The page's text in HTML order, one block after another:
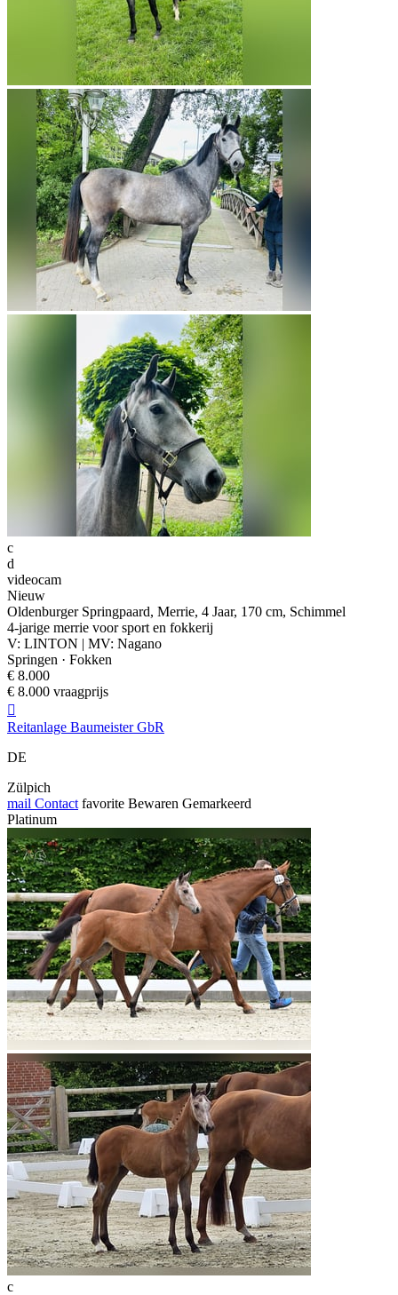
c
d
videocam
Nieuw
Oldenburger Springpaard, Merrie, 4 Jaar, 170 cm, Schimmel
4-jarige merrie voor sport en fokkerij
V: LINTON | MV: Nagano
Springen · Fokken
€ 8.000
€ 8.000 vraagprijs

Reitanlage Baumeister GbR
DE
Zülpich
mail Contact favorite Bewaren Gemarkeerd
Platinum
c